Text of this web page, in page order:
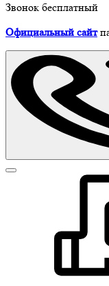
Звонок бесплатный
Официальный сайт